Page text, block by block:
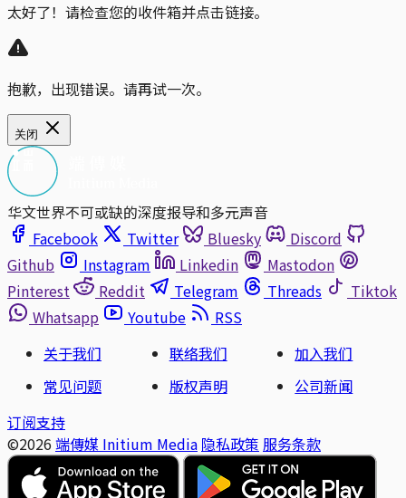
太好了！请检查您的收件箱并点击链接。
抱歉，出现错误。请再试一次。
关闭
华文世界不可或缺的深度报导和多元声音
Facebook
Twitter Bluesky
Discord
Github
Instagram Linkedin
Mastodon
Pinterest
Reddit Telegram Threads
Tiktok
Whatsapp
Youtube
RSS
关于我们
联络我们
加入我们
常见问题
版权声明
公司新闻
订阅支持
©2026 端傳媒 Initium Media 隐私政策 服务条款